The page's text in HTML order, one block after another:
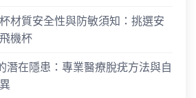
材質安全性與防敏須知：挑選安
機杯
潛在隱患：專業醫療脫疣方法與自